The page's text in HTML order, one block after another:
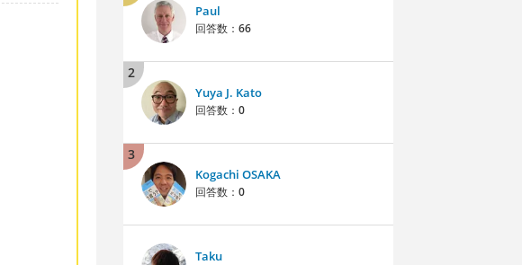
Paul
回答数： 66
2
Yuya J. Kato
回答数： 0
3
Kogachi OSAKA
回答数： 0
Taku